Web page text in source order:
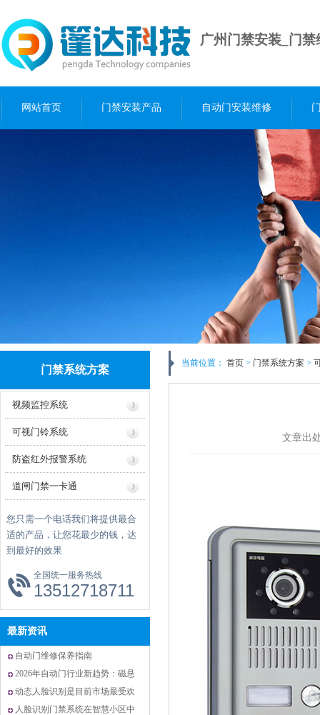
广州门禁安装_门
网站首页 门禁安装产品 自动门安装维修
门禁系统方案
视频监控系统
可视门铃系统
防盗红外报警系统
道闸门禁一卡通
您只需一个电话我们将提供最合
适的产品，让您花最少的钱，达
到最好的效果
全国统一服务热线
13512718711
最新资讯
自动门维修保养指南
2026年自动门行业新趋势：磁悬
浮技术与智能化升级引领未来
动态人脸识别是目前市场最受欢
迎的门禁系统
人脸识别门禁系统在智慧小区中
当前位置： 首页 > 门禁系统方案 >
文章出